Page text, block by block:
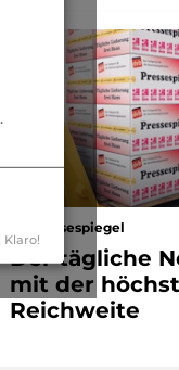
Pressespiegel
Der tägliche
mit der
Reichweite